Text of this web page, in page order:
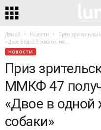
Домой Новости
Приз
«Двое в одной жизни, не...
НОВОСТИ
Приз
ММКФ 47
«Двое в одной
собаки»